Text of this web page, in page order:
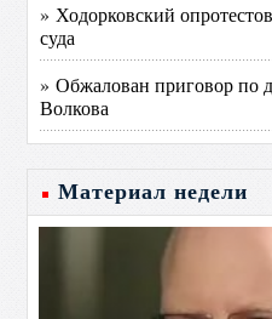
» Ходорковский
суда
» Обжалован приговор по
Волкова
Материал недели